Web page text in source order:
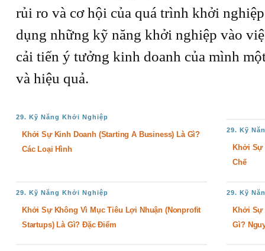
rủi ro và cơ hội của quá trình khởi
dụng những kỹ năng khởi nghiệp vào
cải tiến ý tưởng kinh doanh của mình
và hiệu quả.
29. Kỹ Năng Khởi Nghiệp
Khởi Sự Kinh Doanh (Starting A Business) Là Gì?
Các Loại Hình
29. Kỹ
Khởi Sự
Chế
29. Kỹ Năng Khởi Nghiệp
Khởi Sự Không Vì Mục Tiêu Lợi Nhuận (Nonprofit
Startups) Là Gì? Đặc Điểm
29. Kỹ
Khởi Sự
Gì?